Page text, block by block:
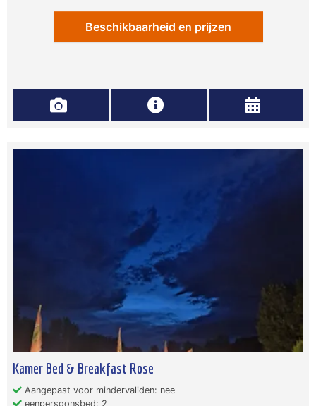
Beschikbaarheid en prijzen
Kamer Bed & Breakfast Rose
Aangepast voor mindervaliden: nee
eenpersoonsbed: 2